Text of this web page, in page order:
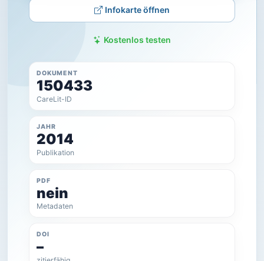
Infokarte öffnen
Kostenlos testen
DOKUMENT
150433
CareLit-ID
JAHR
2014
Publikation
PDF
nein
Metadaten
DOI
–